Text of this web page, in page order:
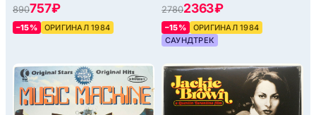
890757 ₽
–15% ОРИГИНАЛ 1984
Soundtrack), 1984
27802363 ₽
–15%
ОРИГИНАЛ 1984
САУНДТРЕК